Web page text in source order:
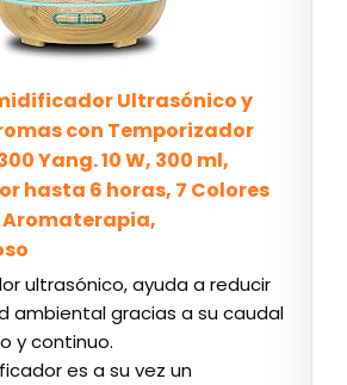
Ultrasónico y
con Temporizador
Yang. 10 W, 300 ml,
hasta 6 horas, 7 Colores
Aromaterapia,
ultrasónico, ayuda a reducir
ambiental gracias a su caudal
y continuo.
es a su vez un